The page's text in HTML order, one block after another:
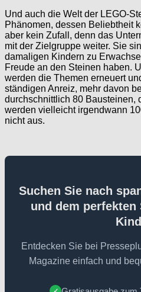
Und auch die Welt der LEGO-
Phänomen, dessen Beliebtheit
aber kein Zufall, denn das
mit der Zielgruppe weiter. Sie
damaligen Kindern zu
Freude an den Steinen haben.
werden die Themen erneuert
ständigen Anreiz, mehr davon
durchschnittlich 80 Bausteinen,
werden vielleicht irgendwann
nicht aus.
Suchen Sie nach
und dem
Entdecken Sie bei
Magazine einfach und
✓